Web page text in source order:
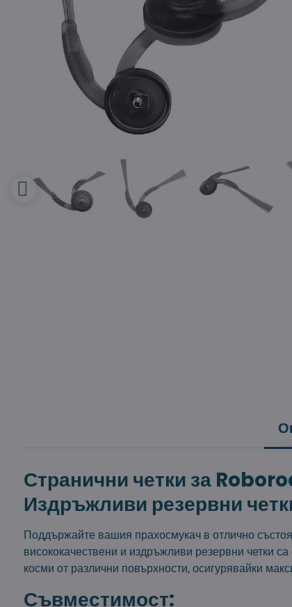
Странични четки за
Издръжливи резервни
Поддържайте вашия прахосмукач в отлично
висококачествени и издръжливи резервни четки
косми от различни повърхности, осигурявайки
Съвместимост: